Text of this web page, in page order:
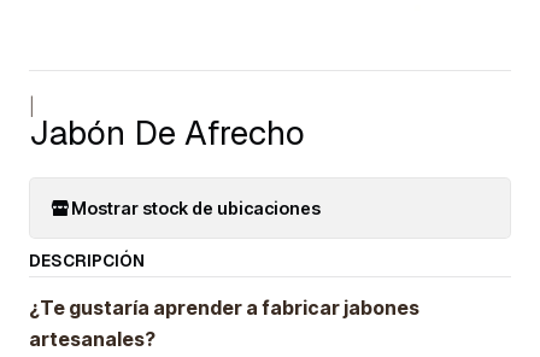
Jabón De Afrecho
Mostrar stock de ubicaciones
DESCRIPCIÓN
¿Te gustaría aprender a fabricar jabones
artesanales?